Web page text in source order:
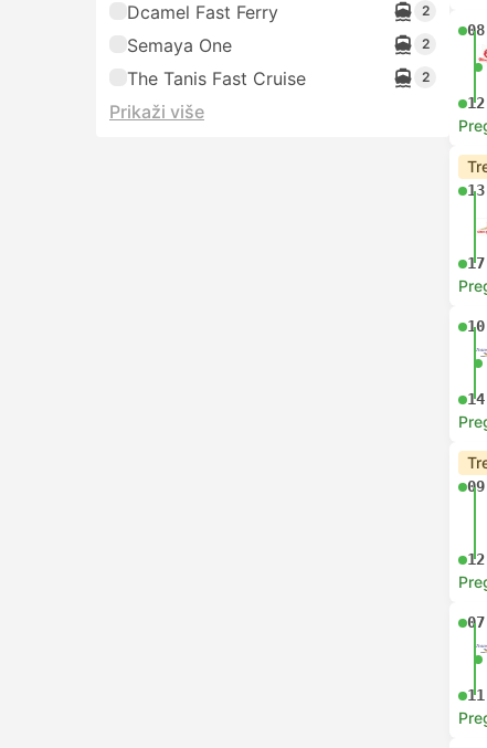
Dcamel Fast Ferry 2
Semaya One 2
The Tanis Fast Cruise 2
Prikaži više